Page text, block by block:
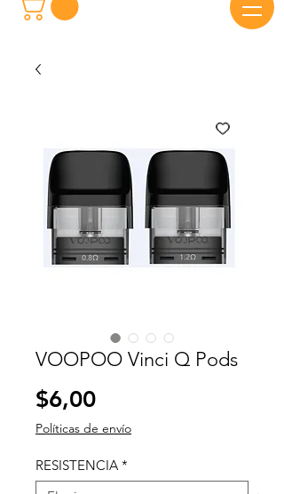
VOOPOO Vinci Q Pods
$6,00Precio
Políticas de envío
RESISTENCIA *